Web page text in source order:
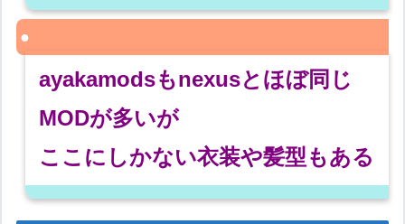
ayakamodsもnexusとほぼ同じ
MODが多いが
ここにしかない衣装や髪型もある